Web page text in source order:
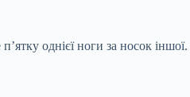
однієї ноги за носок іншої.